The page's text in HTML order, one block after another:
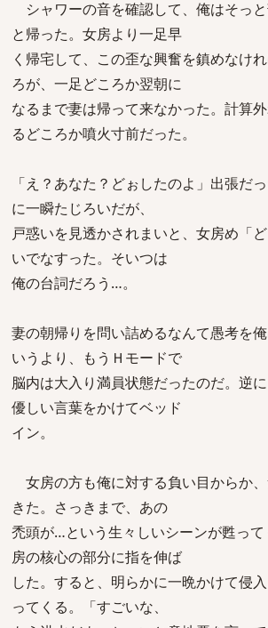
シャワーの音を確認して、俺はそっ
と帰った。女房より一足早
く帰宅して、この歪な興奮を鎮めなけ
ろが、一足どころか翌朝に
なるまで妻は帰って来なかった。計算
るどころか噴火寸前だった。
「え？あなた？どぉしたのよ」出張だ
に一瞬たじろいだが、
戸惑いを見透かされまいと、女房め「
いでなすった。そいつは
俺の台詞だろう…。
妻の朝帰りを問い詰めるなんて愚考を
いうより、もうＨモードで
脳内は大入り満員状態だったのだ。逆
優しい言葉をかけてベッド
イン。
女房の方も俺に対する負い目からか
きた。さっきまで、あの
禿頭が…という生々しいシーンが甦っ
房の核心の部分に指を伸ば
した。すると、明らかに一晩かけて侵
ってくる。「すごいな、